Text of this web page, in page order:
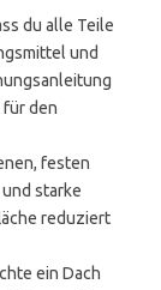
du alle Teile
und
den
festen
starke
reduziert
ein Dach